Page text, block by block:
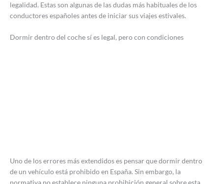
legalidad. Estas son algunas de las dudas más habituales de los
conductores españoles antes de iniciar sus viajes estivales.
Dormir dentro del coche sí es legal, pero con condiciones
Uno de los errores más extendidos es pensar que dormir dentro
de un vehículo está prohibido en España. Sin embargo, la
normativa no establece ninguna prohibición general sobre esta